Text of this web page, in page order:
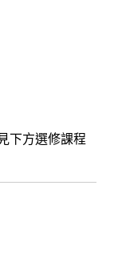
下方選修課程